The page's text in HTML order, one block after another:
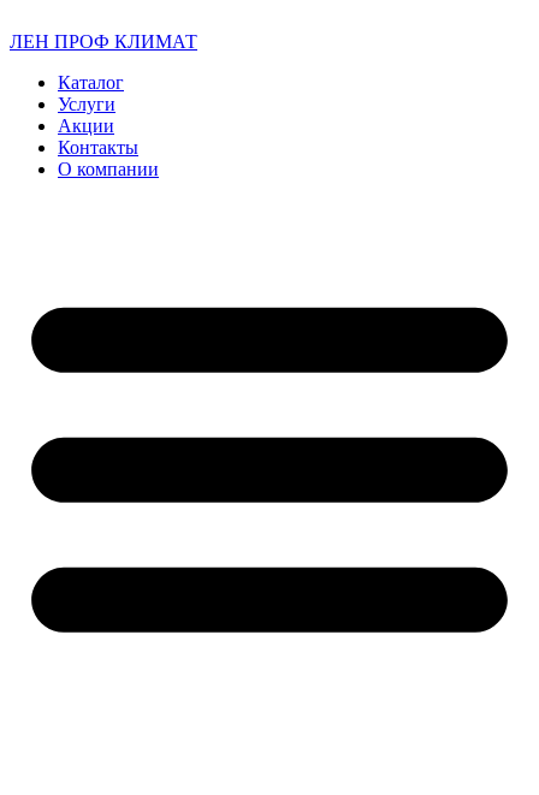
ЛЕН ПРОФ КЛИМАТ
Каталог
Услуги
Акции
Контакты
О компании